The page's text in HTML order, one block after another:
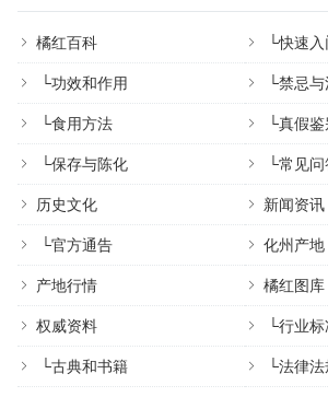
橘红百科 └快速入
└功效和作用 └禁忌与
└食用方法 └真假鉴
└保存与陈化 └常见问
历史文化 新闻资讯
└官方通告 化州产地
产地行情 橘红图库
权威资料 └行业标
└古典和书籍 └法律法